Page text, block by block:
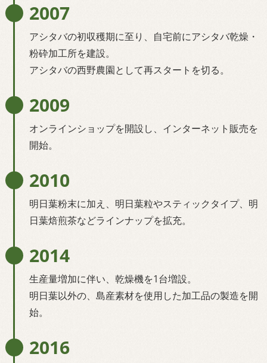
2007
アシタバの初収穫期に至り、自宅前にアシタバ乾燥・
粉砕加工所を建設。
アシタバの西野農園として再スタートを切る。
2009
オンラインショップを開設し、インターネット販売を
開始。
2010
明日葉粉末に加え、明日葉粒やスティックタイプ、明
日葉焙煎茶などラインナップを拡充。
2014
生産量増加に伴い、乾燥機を1台増設。
明日葉以外の、島産素材を使用した加工品の製造を開
始。
2016